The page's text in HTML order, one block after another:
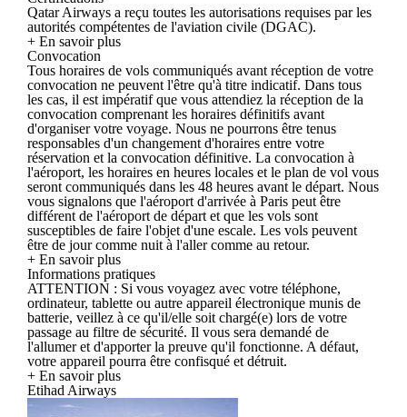
Qatar Airways a reçu toutes les autorisations requises par les
autorités compétentes de l'aviation civile (DGAC).
+ En savoir plus
Convocation
Tous horaires de vols communiqués avant réception de votre
convocation ne peuvent l'être qu'à titre indicatif. Dans tous
les cas, il est impératif que vous attendiez la réception de la
convocation comprenant les horaires définitifs avant
d'organiser votre voyage. Nous ne pourrons être tenus
responsables d'un changement d'horaires entre votre
réservation et la convocation définitive. La convocation à
l'aéroport, les horaires en heures locales et le plan de vol vous
seront communiqués dans les 48 heures avant le départ. Nous
vous signalons que l'aéroport d'arrivée à Paris peut être
différent de l'aéroport de départ et que les vols sont
susceptibles de faire l'objet d'une escale. Les vols peuvent
être de jour comme nuit à l'aller comme au retour.
+ En savoir plus
Informations pratiques
ATTENTION : Si vous voyagez avec votre téléphone,
ordinateur, tablette ou autre appareil électronique munis de
batterie, veillez à ce qu'il/elle soit chargé(e) lors de votre
passage au filtre de sécurité. Il vous sera demandé de
l'allumer et d'apporter la preuve qu'il fonctionne. A défaut,
votre appareil pourra être confisqué et détruit.
+ En savoir plus
Etihad Airways